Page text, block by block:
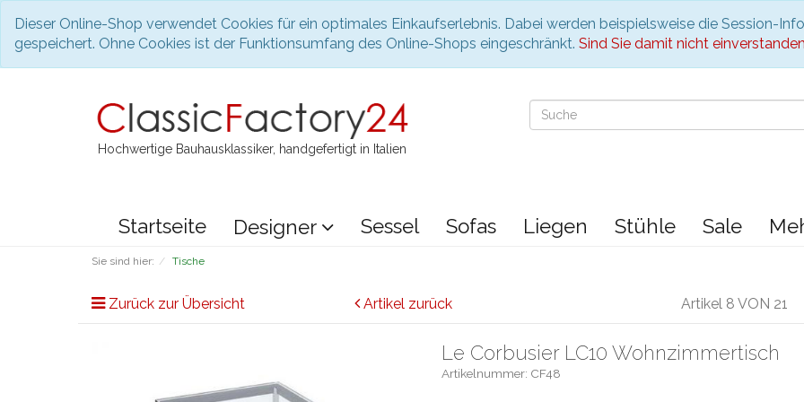
Dieser Online-Shop verwendet Cookies für ein optimales Einkaufserlebnis. Dabei werden beispielsweise die Session-
gespeichert. Ohne Cookies ist der Funktionsumfang des Online-Shops eingeschränkt. Sind Sie damit nicht
Hochwertige Bauhausklassiker, handgefertigt in Italien
Startseite Designer Sessel Sofas Liegen Stühle Sale
Sie sind hier: Tische
Zurück zur Übersicht Artikel zurück Artikel 8 VON 21
Le Corbusier LC10 Wohnzimmertisch
Artikelnummer: CF48